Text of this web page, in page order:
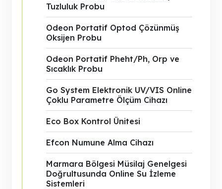
Tuzluluk Probu
Odeon Portatif Optod Çözünmüş
Oksijen Probu
Odeon Portatif Pheht/Ph, Orp ve
Sıcaklık Probu
Go System Elektronik UV/VIS Online
Çoklu Parametre Ölçüm Cihazı
Eco Box Kontrol Ünitesi
Efcon Numune Alma Cihazı
Marmara Bölgesi Müsilaj Genelgesi
Doğrultusunda Online Su İzleme
Sistemleri